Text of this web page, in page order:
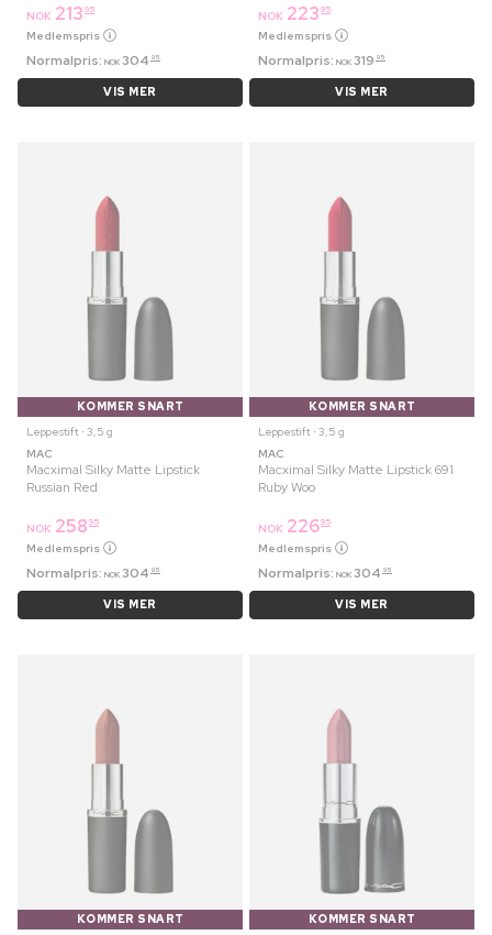
NOK 213 95
Medlemspris
Normalpris: NOK 304 95
VIS MER
NOK 223 95
Medlemspris
Normalpris: NOK 319 95
VIS MER
KOMMER SNART
Leppestift ⋅ 3,5 g
MAC
Macximal Silky Matte Lipstick
Russian Red
NOK 258 95
Medlemspris
Normalpris: NOK 304 95
VIS MER
KOMMER SNART
Leppestift ⋅ 3,5 g
MAC
Macximal Silky Matte Lipstick 691
Ruby Woo
NOK 22695
Medlemspris
Normalpris: NOK 304 95
VIS MER
KOMMER SNART
KOMMER SNART